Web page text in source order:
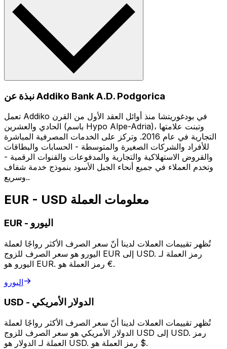
نبذة عن Addiko Bank A.D. Podgorica
تعمل Addiko في بودغوريتشا منذ أوائل العقد الأول من القرن
الحادي والعشرين (باسم Hypo Alpe-Adria)، وتبنت علامتها
التجارية في عام 2016. وتركز على الخدمات المصرفية المباشرة
للأفراد والشركات الصغيرة والمتوسطة - الحسابات والبطاقات
والقروض الاستهلاكية والتجارية والمدفوعات والقنوات الرقمية -
وتخدم العملاء في جميع أنحاء الجبل الأسود بنموذج خدمة شفاف
وسريع..
EUR - USD معلومات العملة
EUR - اليورو
تُظهر تقييمات العملات لدينا أنّ سعر الصرف الأكثر رواجًا لعملة
اليورو هو سعر الصرف للزوج EUR إلى USD. رمز العملة لـ
اليورو هو EUR. رمز العملة هو €.
اليورو
USD - الدولار الأمريكي
تُظهر تقييمات العملات لدينا أنّ سعر الصرف الأكثر رواجًا لعملة
الدولار الأمريكي هو سعر الصرف للزوج USD إلى USD. رمز
العملة لـ الدولار هو USD. رمز العملة هو $.